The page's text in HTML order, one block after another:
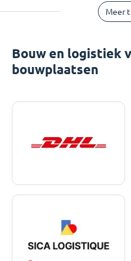
Meer
Bouw en logistiek
bouwplaatsen